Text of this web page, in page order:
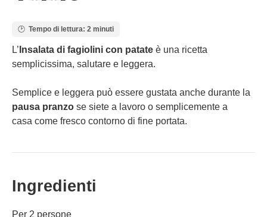
Tempo di lettura: 2 minuti
L’ Insalata di fagiolini con patate è una ricetta
semplicissima, salutare e leggera.
Semplice e leggera può essere gustata anche durante la
pausa pranzo se siete a lavoro o semplicemente a
casa come fresco contorno di fine portata.
Ingredienti
Per 2 persone